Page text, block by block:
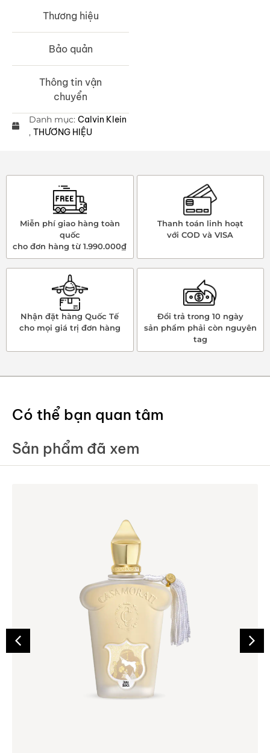
Thương hiệu
Bảo quản
Thông tin vận
chuyển
Danh mục: Calvin Klein
, THƯƠNG HIỆU
Miễn phí giao hàng toàn
quốc
cho đơn hàng từ 1.990.000₫
Thanh toán linh hoạt
với COD và VISA
Nhận đặt hàng Quốc Tế
cho mọi giá trị đơn hàng
Đổi trả trong 10 ngày
sản phẩm phải còn nguyên
tag
Có thể bạn quan tâm
Sản phẩm đã xem